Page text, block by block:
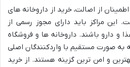
از اصالت، خرید از داروخانه های
این مراکز باید دارای مجوز رسمی از
و دارو باشند. داروخانه ها و فروشگاه
صورت مستقیم با واردکنندگان اصلی
و امن ترین گزینه هستند. از خرید